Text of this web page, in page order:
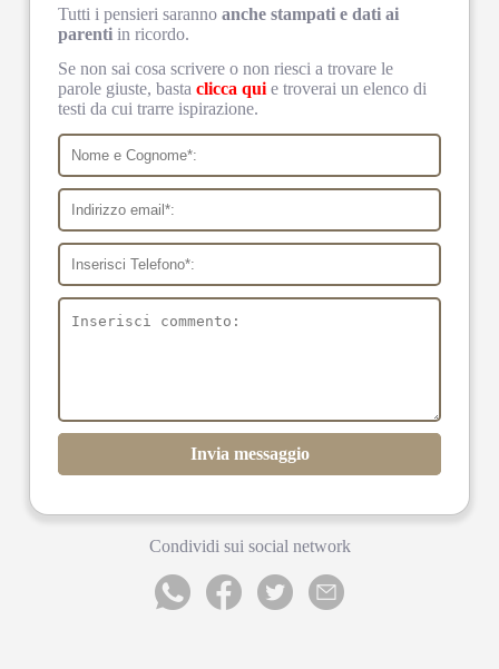
Tutti i pensieri sarannoanche stampati e dati ai
parenti in ricordo.
Se non sai cosa scrivere o non riesci a trovare le
parole giuste, bastaclicca qui e troverai un elenco di
testi da cui trarre ispirazione.
Invia messaggio
Condividi sui social network